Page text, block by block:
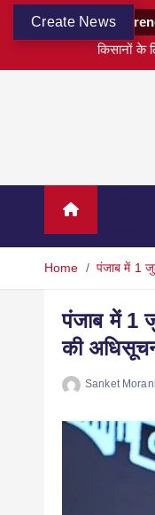
Create News
किसानों के
Home पंजाब में 1
पंजाब में 1
की
Sanket